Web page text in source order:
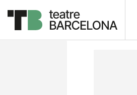
Descripció